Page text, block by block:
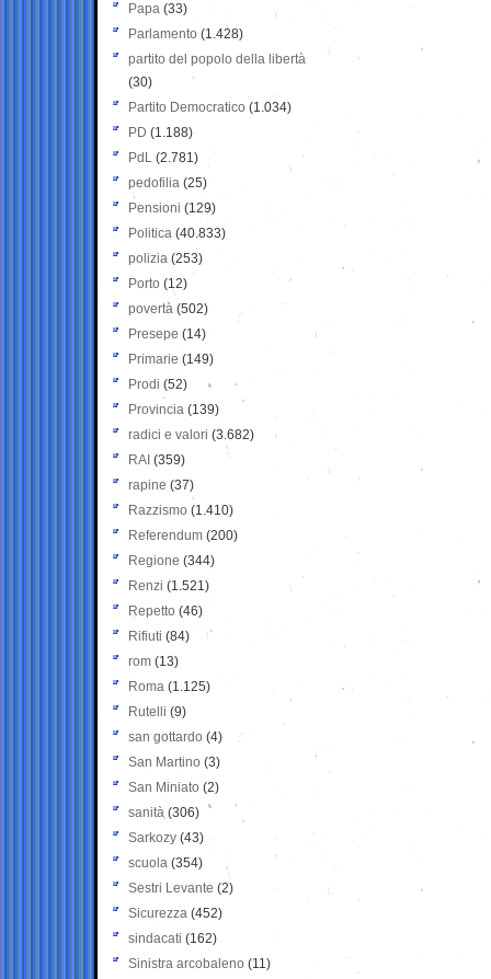
Papa (33)
Parlamento (1.428)
partito del popolo della libertà
(30)
Partito Democratico (1.034)
PD (1.188)
PdL (2.781)
pedofilia (25)
Pensioni (129)
Politica (40.833)
polizia (253)
Porto (12)
povertà (502)
Presepe (14)
Primarie (149)
Prodi (52)
Provincia (139)
radici e valori (3.682)
RAI (359)
rapine (37)
Razzismo (1.410)
Referendum (200)
Regione (344)
Renzi (1.521)
Repetto (46)
Rifiuti (84)
rom (13)
Roma (1.125)
Rutelli (9)
san gottardo (4)
San Martino (3)
San Miniato (2)
sanità (306)
Sarkozy (43)
scuola (354)
Sestri Levante (2)
Sicurezza (452)
sindacati (162)
Sinistra arcobaleno (11)